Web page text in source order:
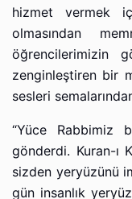
hizmet vermek
olmasından
öğrencilerimizin
zenginleştiren bir
sesleri
“Yüce Rabbimiz
gönderdi. Kuran-ı
sizden yeryüzünü
gün insanlık